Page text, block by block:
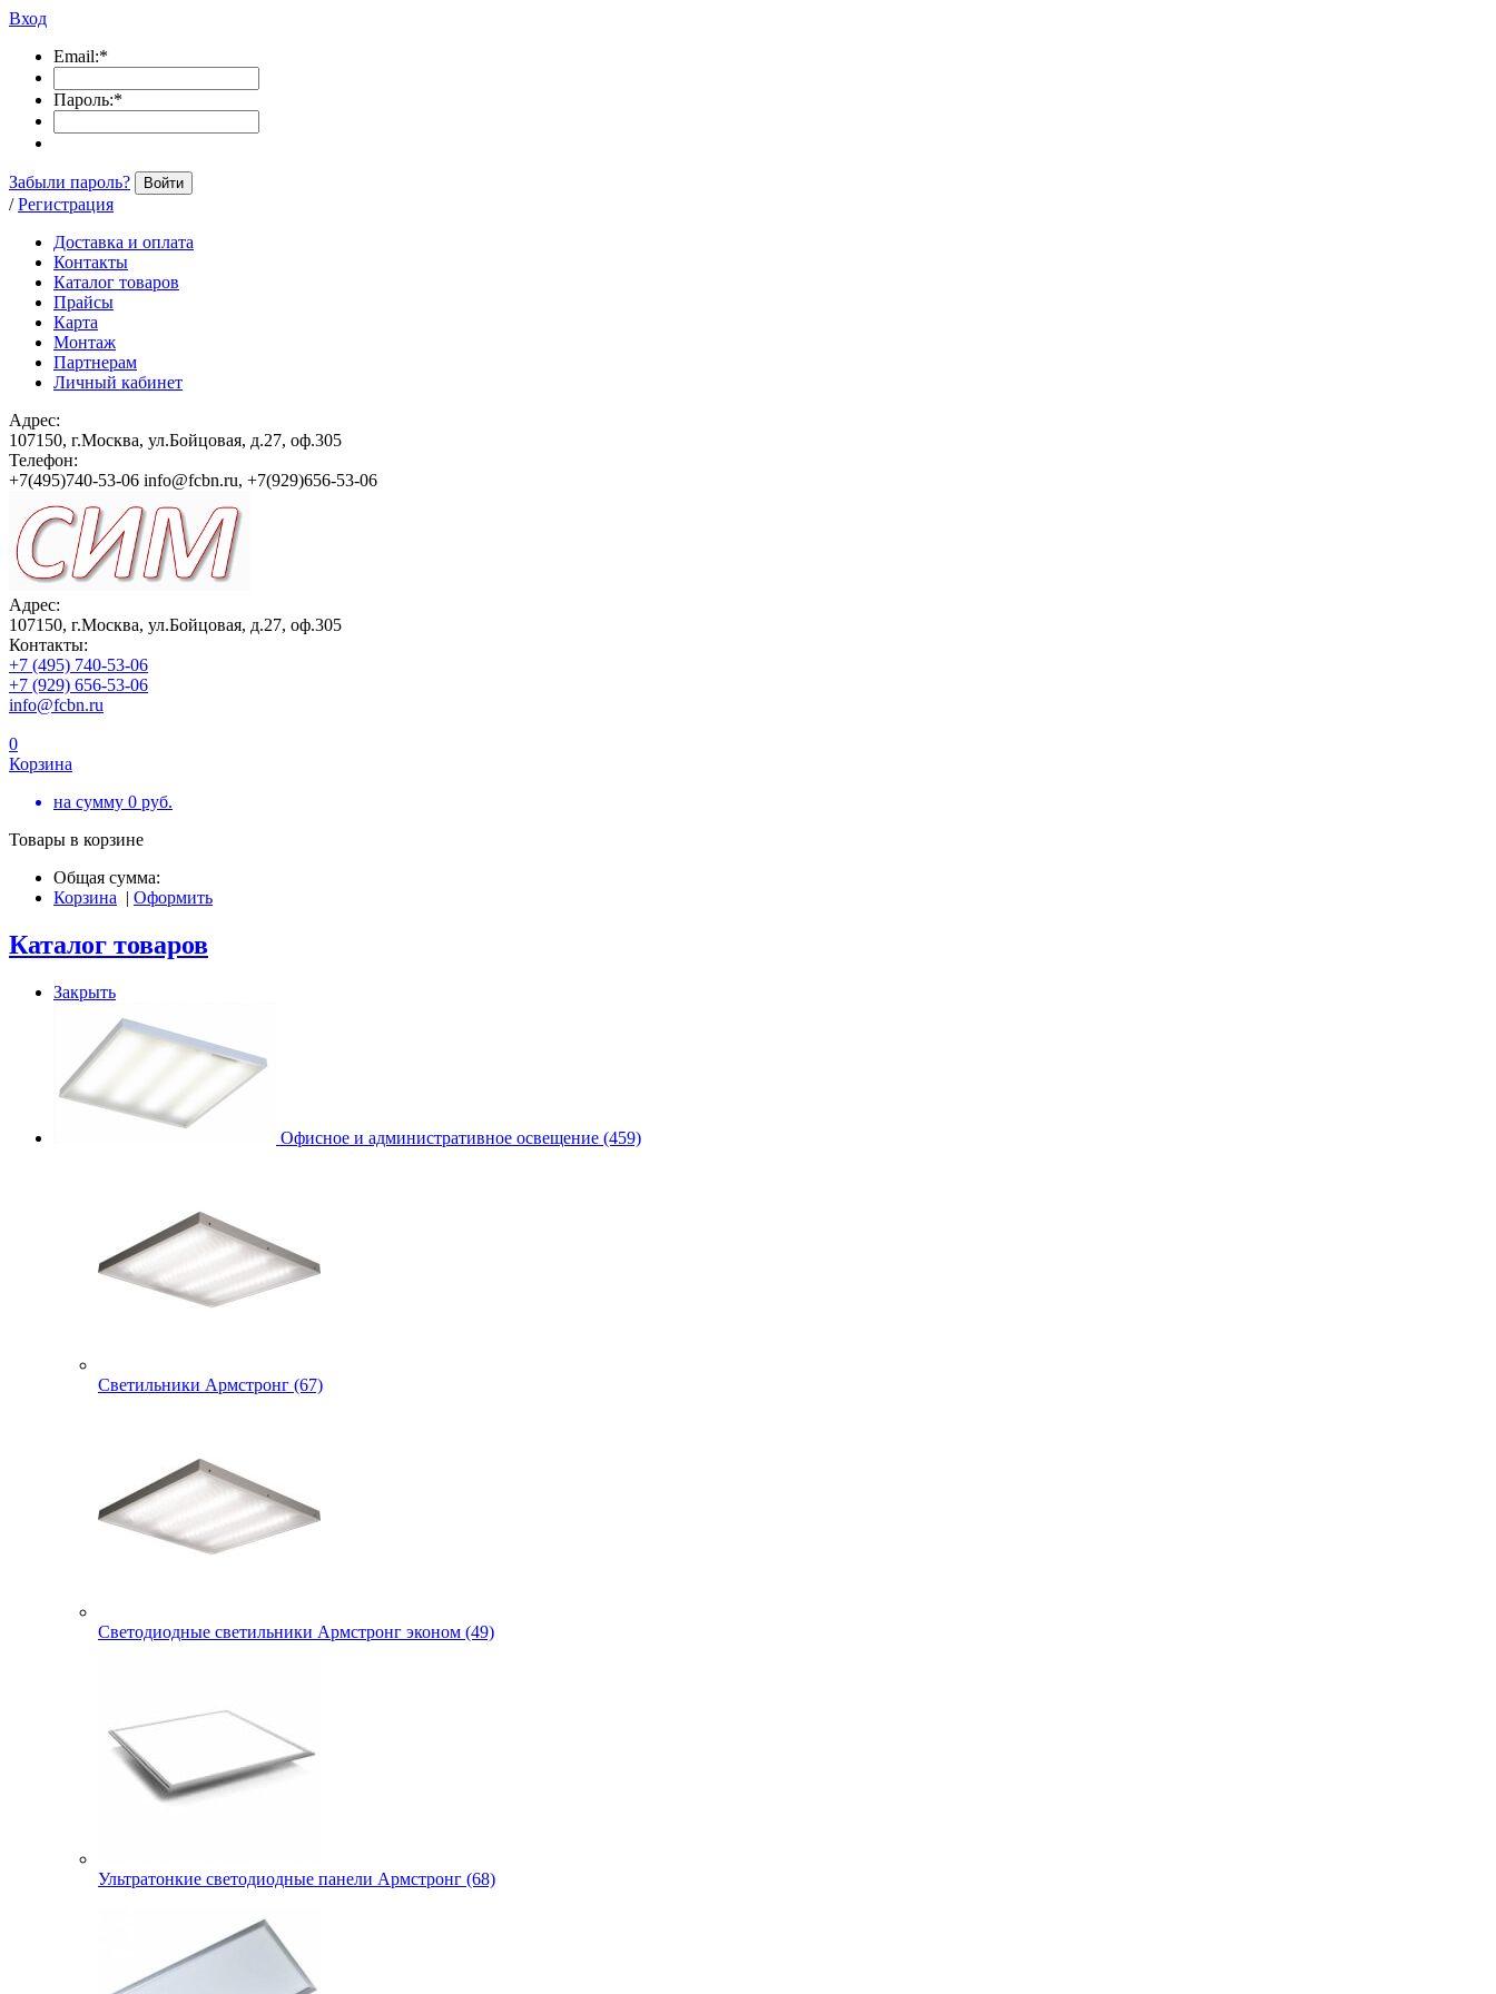
Вход
Email:*
Пароль:*
Забыли пароль? Войти
/ Регистрация
Доставка и оплата
Контакты
Каталог товаров
Прайсы
Карта
Монтаж
Партнерам
Личный кабинет
Адрес:
107150, г.Москва, ул.Бойцовая, д.27, оф.305
Телефон:
+7(495)740-53-06 info@fcbn.ru, +7(929)656-53-06
Адрес:
107150, г.Москва, ул.Бойцовая, д.27, оф.305
Контакты:
+7 (495) 740-53-06
+7 (929) 656-53-06
info@fcbn.ru
0
Корзина
на сумму 0 руб.
Товары в корзине
Общая сумма:
Корзина | Оформить
Каталог товаров
Закрыть
Офисное и административное освещение (459)
Светильники Армстронг (67)
Светодиодные светильники Армстронг эконом (49)
Ультратонкие светодиодные панели Армстронг (68)